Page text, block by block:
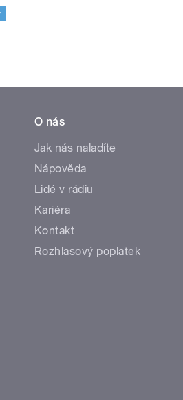
O nás
Jak nás naladíte
Nápověda
Lidé v rádiu
Kariéra
Kontakt
Rozhlasový poplatek